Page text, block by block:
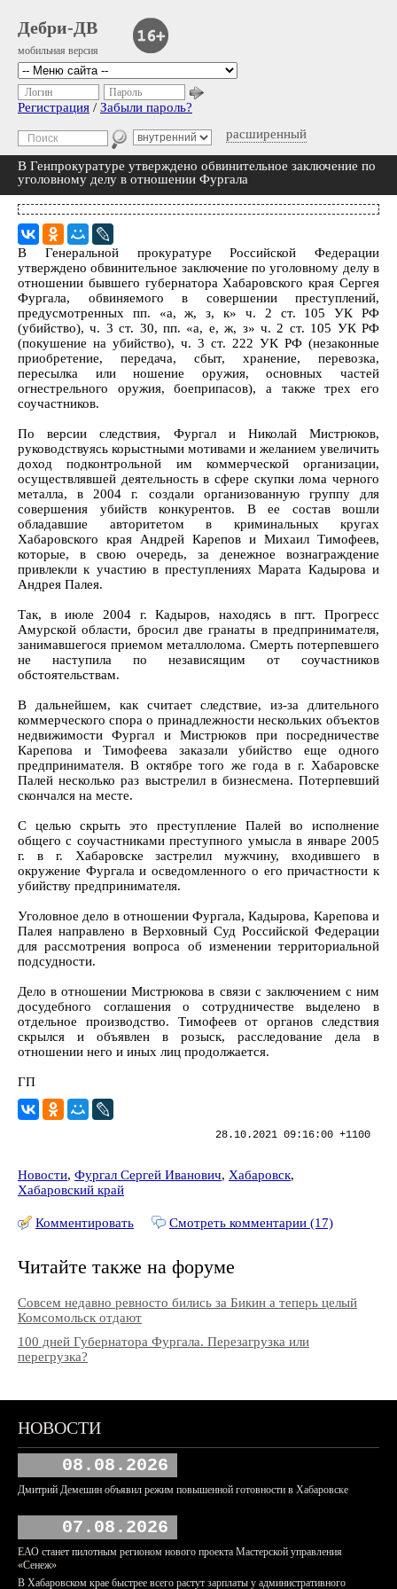
Дебри-ДВ
мобильная версия
расширенный
Логин Пароль
Регистрация / Забыли пароль?
В Генпрокуратуре утверждено обвинительное заключение по
уголовному делу в отношении Фургала
В Генеральной прокуратуре Российской Федерации
утверждено обвинительное заключение по уголовному делу в
отношении бывшего губернатора Хабаровского края Сергея
Фургала, обвиняемого в совершении преступлений,
предусмотренных пп. «а, ж, з, к» ч. 2 ст. 105 УК РФ
(убийство), ч. 3 ст. 30, пп. «а, е, ж, з» ч. 2 ст. 105 УК РФ
(покушение на убийство), ч. 3 ст. 222 УК РФ (незаконные
приобретение, передача, сбыт, хранение, перевозка,
пересылка или ношение оружия, основных частей
огнестрельного оружия, боеприпасов), а также трех его
соучастников.
По версии следствия, Фургал и Николай Мистрюков,
руководствуясь корыстными мотивами и желанием увеличить
доход подконтрольной им коммерческой организации,
осуществлявшей деятельность в сфере скупки лома черного
металла, в 2004 г. создали организованную группу для
совершения убийств конкурентов. В ее состав вошли
обладавшие авторитетом в криминальных кругах
Хабаровского края Андрей Карепов и Михаил Тимофеев,
которые, в свою очередь, за денежное вознаграждение
привлекли к участию в преступлениях Марата Кадырова и
Андрея Палея.
Так, в июле 2004 г. Кадыров, находясь в пгт. Прогресс
Амурской области, бросил две гранаты в предпринимателя,
занимавшегося приемом металлолома. Смерть потерпевшего
не наступила по независящим от соучастников
обстоятельствам.
В дальнейшем, как считает следствие, из-за длительного
коммерческого спора о принадлежности нескольких объектов
недвижимости Фургал и Мистрюков при посредничестве
Карепова и Тимофеева заказали убийство еще одного
предпринимателя. В октябре того же года в г. Хабаровске
Палей несколько раз выстрелил в бизнесмена. Потерпевший
скончался на месте.
С целью скрыть это преступление Палей во исполнение
общего с соучастниками преступного умысла в январе 2005
г. в г. Хабаровске застрелил мужчину, входившего в
окружение Фургала и осведомленного о его причастности к
убийству предпринимателя.
Уголовное дело в отношении Фургала, Кадырова, Карепова и
Палея направлено в Верховный Суд Российской Федерации
для рассмотрения вопроса об изменении территориальной
подсудности.
Дело в отношении Мистрюкова в связи с заключением с ним
досудебного соглашения о сотрудничестве выделено в
отдельное производство. Тимофеев от органов следствия
скрылся и объявлен в розыск, расследование дела в
отношении него и иных лиц продолжается.
ГП
28.10.2021 09:16:00 +1100
Новости, Фургал Сергей Иванович, Хабаровск,
Хабаровский край
Комментировать Смотреть комментарии (17)
Читайте также на форуме
Совсем недавно ревносто бились за Бикин а теперь целый
Комсомольск отдают
100 дней Губернатора Фургала. Перезагрузка или
перегрузка?
НОВОСТИ
08.08.2026
Дмитрий Демешин объявил режим повышенной готовности в Хабаровске
07.08.2026
ЕАО станет пилотным регионом нового проекта Мастерской управления
«Сенеж»
В Хабаровском крае быстрее всего растут зарплаты у административного